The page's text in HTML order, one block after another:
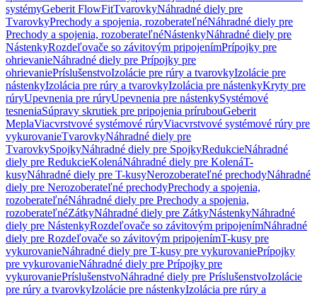
systémyGeberit FlowFitTvarovkyNáhradné diely pre
TvarovkyPrechody a spojenia, rozoberateľnéNáhradné diely pre
Prechody a spojenia, rozoberateľnéNástenkyNáhradné diely pre
NástenkyRozdeľovače so závitovým pripojenímPrípojky pre
ohrievanieNáhradné diely pre Prípojky pre
ohrievaniePríslušenstvoIzolácie pre rúry a tvarovkyIzolácie pre
nástenkyIzolácia pre rúry a tvarovkyIzolácia pre nástenkyKryty pre
rúryUpevnenia pre rúryUpevnenia pre nástenkySystémové
tesneniaSúpravy skrutiek pre pripojenia prírubouGeberit
MeplaViacvrstvové systémové rúryViacvrstvové systémové rúry pre
vykurovanieTvarovkyNáhradné diely pre
TvarovkySpojkyNáhradné diely pre SpojkyRedukcieNáhradné
diely pre RedukcieKolenáNáhradné diely pre KolenáT-
kusyNáhradné diely pre T-kusyNerozoberateľné prechodyNáhradné
diely pre Nerozoberateľné prechodyPrechody a spojenia,
rozoberateľnéNáhradné diely pre Prechody a spojenia,
rozoberateľnéZátkyNáhradné diely pre ZátkyNástenkyNáhradné
diely pre NástenkyRozdeľovače so závitovým pripojenímNáhradné
diely pre Rozdeľovače so závitovým pripojenímT-kusy pre
vykurovanieNáhradné diely pre T-kusy pre vykurovaniePrípojky
pre vykurovanieNáhradné diely pre Prípojky pre
vykurovaniePríslušenstvoNáhradné diely pre PríslušenstvoIzolácie
pre rúry a tvarovkyIzolácie pre nástenkyIzolácia pre rúry a